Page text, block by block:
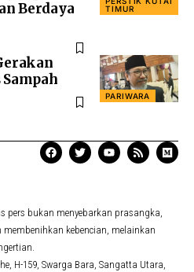
TIMUR
Berdaya
PARIWARA
pers bukan menyebarkan prasangka,
kebencian, melainkan
H-159, Swarga Bara, Sangatta Utara,